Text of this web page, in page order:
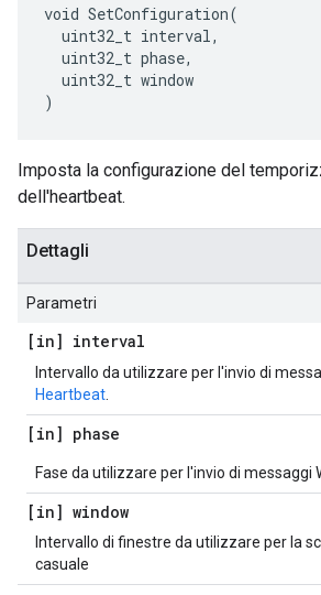
void SetConfiguration(
  uint32_t interval,
  uint32_t phase,
  uint32_t window
)
Imposta la configurazione del
dell'heartbeat.
Dettagli
Parametri
[in] interval
Intervallo da utilizzare per l'invio di
Heartbeat
[in] phase
Fase da utilizzare per l'invio di messaggi
[in] window
Intervallo di finestre da utilizzare per la
casuale